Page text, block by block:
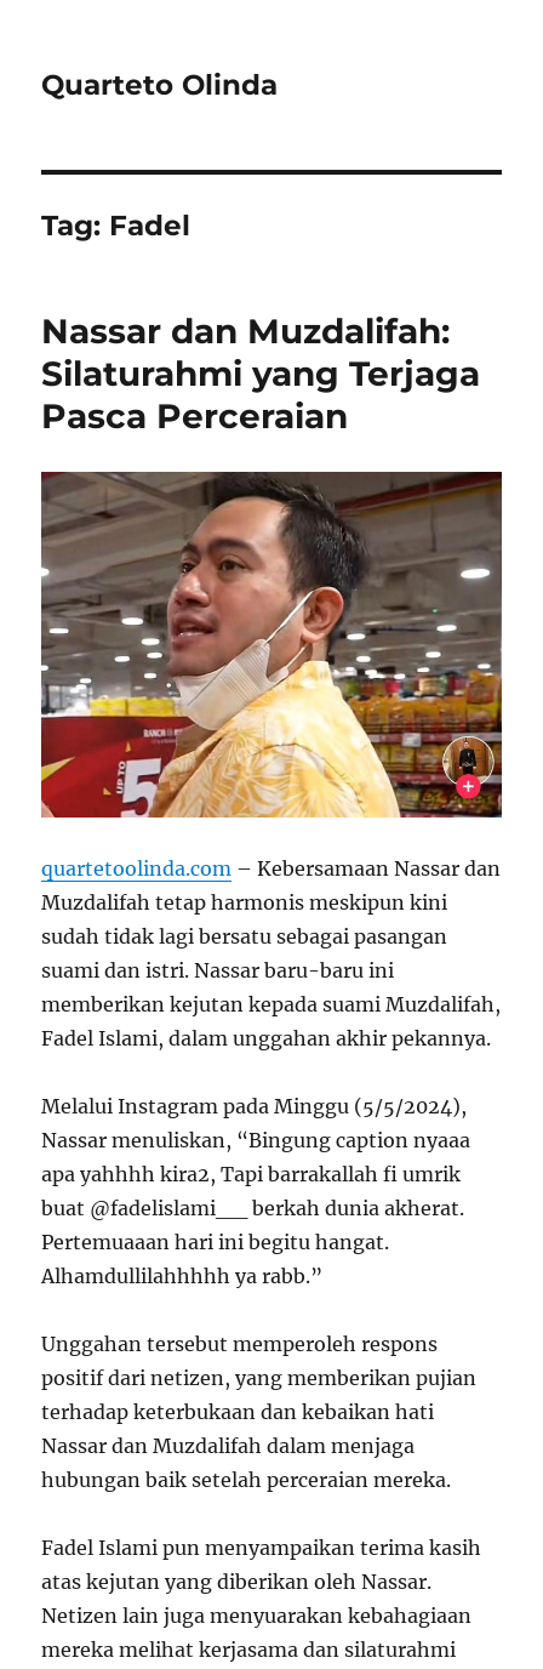
Quarteto Olinda
Tag: Fadel
Nassar dan Muzdalifah:
Silaturahmi yang Terjaga
Pasca Perceraian
quartetoolinda.com – Kebersamaan Nassar dan
Muzdalifah tetap harmonis meskipun kini
sudah tidak lagi bersatu sebagai pasangan
suami dan istri. Nassar baru-baru ini
memberikan kejutan kepada suami Muzdalifah,
Fadel Islami, dalam unggahan akhir pekannya.
Melalui Instagram pada Minggu (5/5/2024),
Nassar menuliskan, “Bingung caption nyaaa
apa yahhhh kira2, Tapi barrakallah fi umrik
buat @fadelislami__ berkah dunia akherat.
Pertemuaaan hari ini begitu hangat.
Alhamdullilahhhhh ya rabb.”
Unggahan tersebut memperoleh respons
positif dari netizen, yang memberikan pujian
terhadap keterbukaan dan kebaikan hati
Nassar dan Muzdalifah dalam menjaga
hubungan baik setelah perceraian mereka.
Fadel Islami pun menyampaikan terima kasih
atas kejutan yang diberikan oleh Nassar.
Netizen lain juga menyuarakan kebahagiaan
mereka melihat kerjasama dan silaturahmi